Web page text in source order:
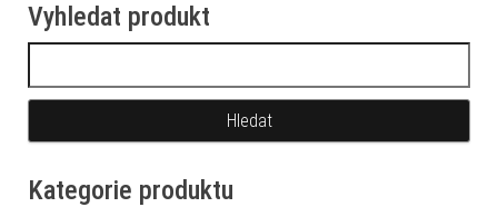
Vyhledat produkt
Kategorie produktu